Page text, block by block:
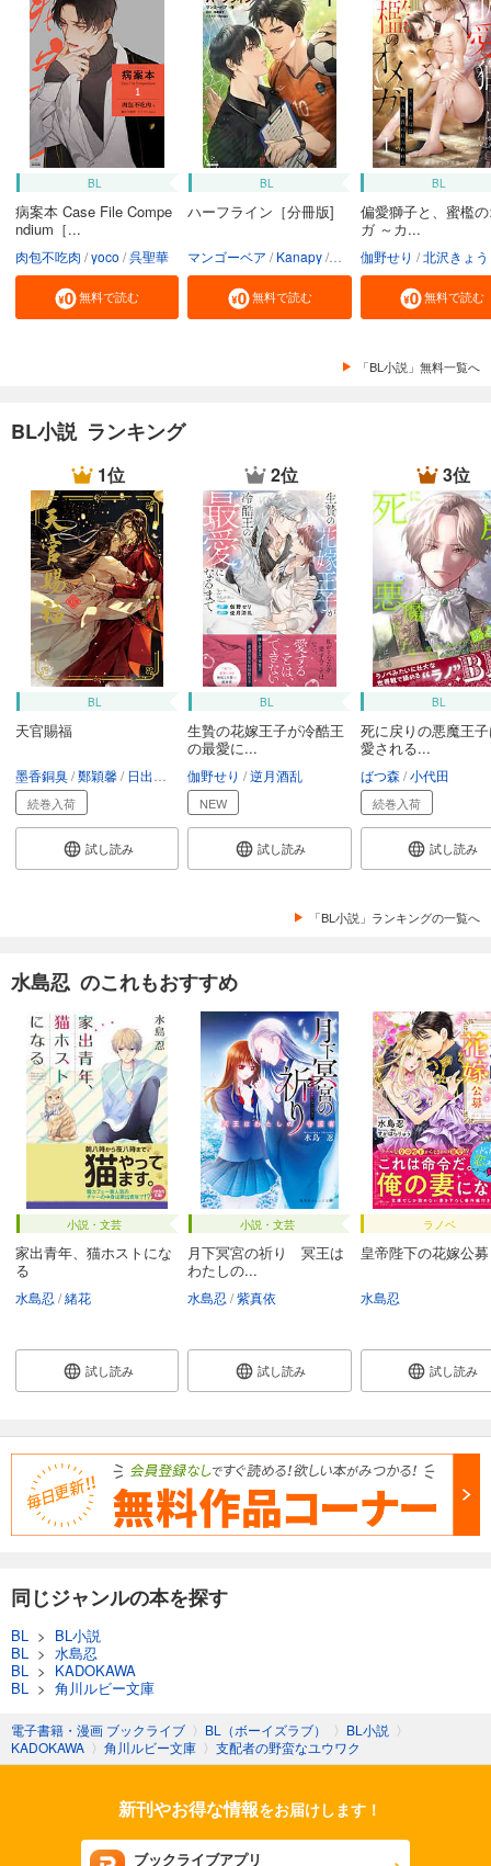
BL
病案本 Case File Compe
ndium［...
肉包不吃肉 yoco 呉聖華
無料で読む
BL
ハーフライン［分冊版]
マンゴーベア Kanapy 加藤智子
無料で読む
BL
偏愛獅子と、蜜檻
ガ ～カ...
伽野せり 北沢きょう
無料で読む
「BL小説」無料一覧へ
BL小説 ランキング
1位
BL
天官賜福
墨香銅臭 鄭穎馨 日出的小太陽
続巻入荷
試し読み
2位
BL
生贄の花嫁王子が冷酷王
の最愛に...
伽野せり 逆月酒乱
NEW
試し読み
3位
BL
死に戻りの悪魔王
愛される...
ばつ森 小代田
続巻入荷
試し読み
「BL小説」ランキングの一覧へ
水島忍 のこれもおすすめ
小説・文芸
家出青年、猫ホストにな
る
水島忍 緒花
試し読み
小説・文芸
月下冥宮の祈り 冥王は
わたしの...
水島忍 紫真依
試し読み
ラノベ
皇帝陛下の花嫁公募
水島忍
試し読み
同じジャンルの本を探す
BL > BL小説
BL > 水島忍
BL > KADOKAWA
BL > 角川ルビー文庫
電子書籍・漫画 ブックライブ 〉 BL（ボーイズラブ） 〉 BL小説 〉
KADOKAWA 〉 角川ルビー文庫 〉 支配者の野蛮なユウワク
新刊やお得な情報をお届けします！
ブックライブアプリ